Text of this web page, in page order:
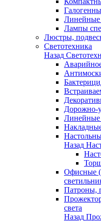
Лампы
Люстры,
Светотехника
Назад
Дорожно-
Линейные
Назад
Офисные
Патроны,
света
Назад